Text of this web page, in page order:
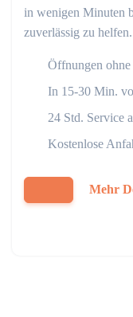
in wenigen Minuten
zuverlässig zu
Öffnungen ohne
In 15-30 Min.
24 Std. Service
Kostenlose
Mehr